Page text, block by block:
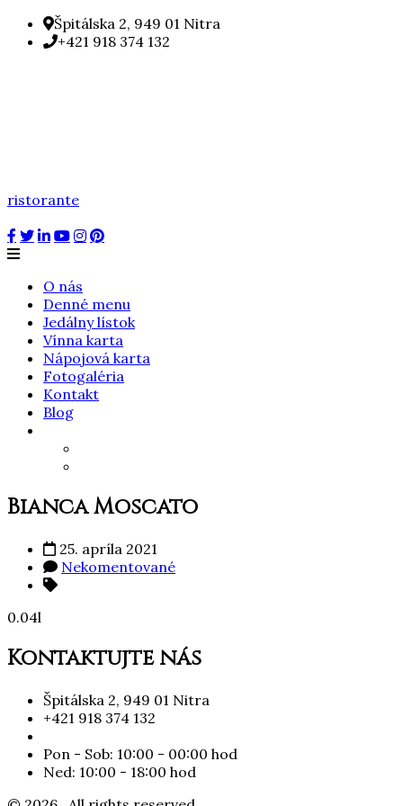
Špitálska 2, 949 01 Nitra
+421 918 374 132
ristorante
O nás
Denné menu
Jedálny lístok
Vínna karta
Nápojová karta
Fotogaléria
Kontakt
Blog
Bianca Moscato
25. apríla 2021
Nekomentované
0.04l
Kontaktujte nás
Špitálska 2, 949 01 Nitra
+421 918 374 132
Pon - Sob: 10:00 - 00:00 hod
Ned: 10:00 - 18:00 hod